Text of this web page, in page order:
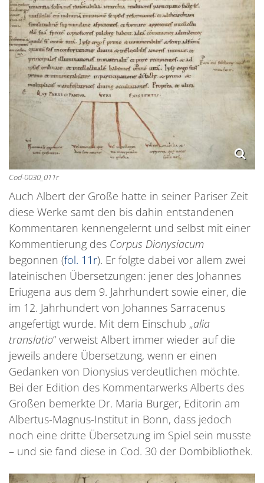
Cod-0030_011r
Auch Albert der Große hatte in seiner Pariser Zeit
diese Werke samt den bis dahin entstandenen
Kommentaren kennengelernt und selbst mit einer
Kommentierung des Corpus Dionysiacum
begonnen (fol. 11r). Er folgte dabei vor allem zwei
lateinischen Übersetzungen: jener des Johannes
Eriugena aus dem 9. Jahrhundert sowie einer, die
im 12. Jahrhundert von Johannes Sarracenus
angefertigt wurde. Mit dem Einschub „alia
translatio“ verweist Albert immer wieder auf die
jeweils andere Übersetzung, wenn er einen
Gedanken von Dionysius verdeutlichen möchte.
Bei der Edition des Kommentarwerks Alberts des
Großen bemerkte Dr. Maria Burger, Editorin am
Albertus-Magnus-Institut in Bonn, dass jedoch
noch eine dritte Übersetzung im Spiel sein musste
– und sie fand diese in Cod. 30 der Dombibliothek.